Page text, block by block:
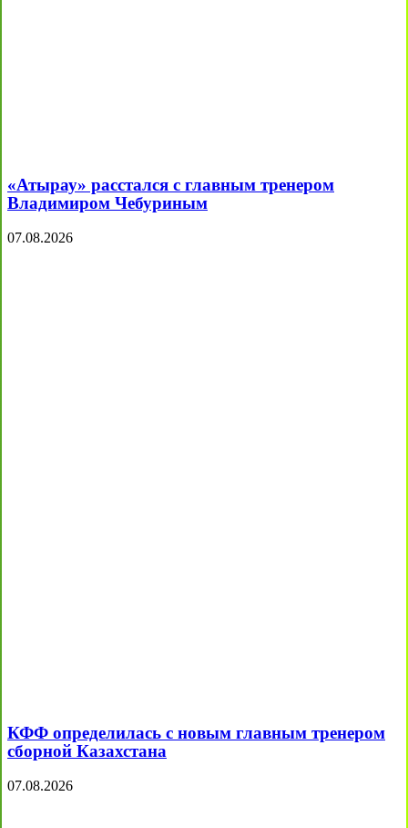
«Атырау» расстался с главным тренером
Владимиром Чебуриным
07.08.2026
КФФ определилась с новым главным тренером
сборной Казахстана
07.08.2026